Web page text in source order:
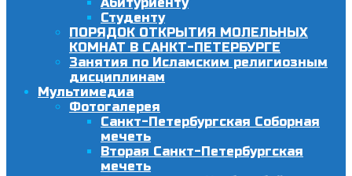
Студенту
ПОРЯДОК ОТКРЫТИЯ МОЛЕЛЬНЫХ
КОМНАТ В САНКТ-ПЕТЕРБУРГЕ
Занятия по Исламским религиозным
дисциплинам
Мультимедиа
Фотогалерея
Санкт-Петербургская Соборная
мечеть
Вторая Санкт-Петербургская
мечеть